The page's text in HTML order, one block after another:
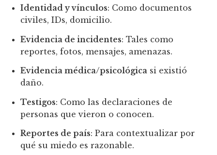
Identidad y vínculos: Como documentos
civiles, IDs, domicilio.
Evidencia de incidentes: Tales como
reportes, fotos, mensajes, amenazas.
Evidencia médica/psicológica si existió
daño.
Testigos: Como las declaraciones de
personas que vieron o conocen.
Reportes de país: Para contextualizar por
qué su miedo es razonable.